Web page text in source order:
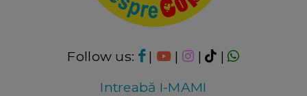
Follow us: | | |
|
Intreabă I-MAMI